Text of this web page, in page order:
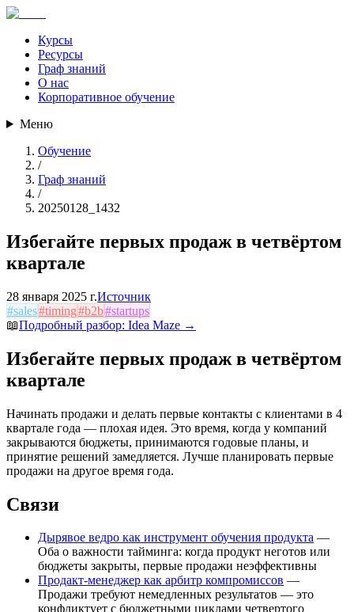
Курсы
Ресурсы
Граф знаний
О нас
Корпоративное обучение
Меню
Обучение
/
Граф знаний
/
20250128_1432
Избегайте первых продаж в четвёртом
квартале
28 января 2025 г.Источник
#sales#timing#b2b#startups
📖Подробный разбор: Idea Maze →
Избегайте первых продаж в четвёртом
квартале
Начинать продажи и делать первые контакты с клиентами в 4
квартале года — плохая идея. Это время, когда у компаний
закрываются бюджеты, принимаются годовые планы, и
принятие решений замедляется. Лучше планировать первые
продажи на другое время года.
Связи
Дырявое ведро как инструмент обучения продукта —
Оба о важности тайминга: когда продукт неготов или
бюджеты закрыты, первые продажи неэффективны
Продакт-менеджер как арбитр компромиссов —
Продажи требуют немедленных результатов — это
конфликтует с бюджетными циклами четвертого